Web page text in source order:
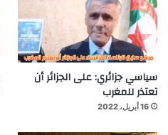
سياسي جزائري: على الجزائر أن
تعتذر للمغرب
16 أبريل، 2022